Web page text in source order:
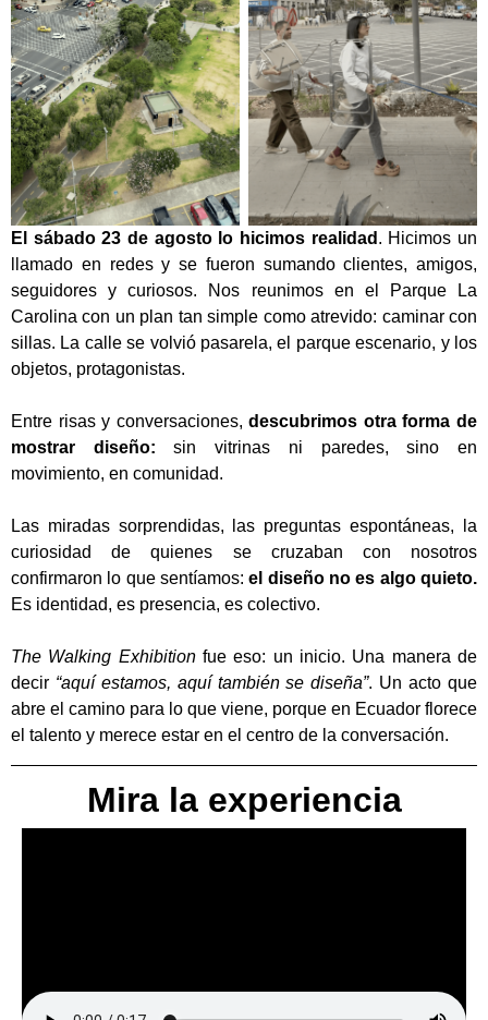
El sábado 23 de agosto lo hicimos realidad . Hicimos un
llamado en redes y se fueron sumando clientes, amigos,
seguidores y curiosos. Nos reunimos en el Parque La
Carolina con un plan tan simple como atrevido: caminar con
sillas. La calle se volvió pasarela, el parque escenario, y los
objetos, protagonistas.
Entre risas y conversaciones,descubrimos otra forma de
mostrar diseño: sin vitrinas ni paredes, sino en
movimiento, en comunidad.
Las miradas sorprendidas, las preguntas espontáneas, la
curiosidad de quienes se cruzaban con nosotros
confirmaron lo que sentíamos: el diseño no es algo quieto.
Es identidad, es presencia, es colectivo.
The Walking Exhibitionfue eso: un inicio. Una manera de
decir “aquí estamos, aquí también se diseña”. Un acto que
abre el camino para lo que viene, porque en Ecuador florece
el talento y merece estar en el centro de la conversación.
Mira la experiencia